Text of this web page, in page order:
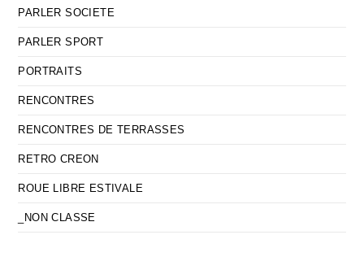
PARLER SOCIETE
PARLER SPORT
PORTRAITS
RENCONTRES
RENCONTRES DE TERRASSES
RETRO CREON
ROUE LIBRE ESTIVALE
_NON CLASSE